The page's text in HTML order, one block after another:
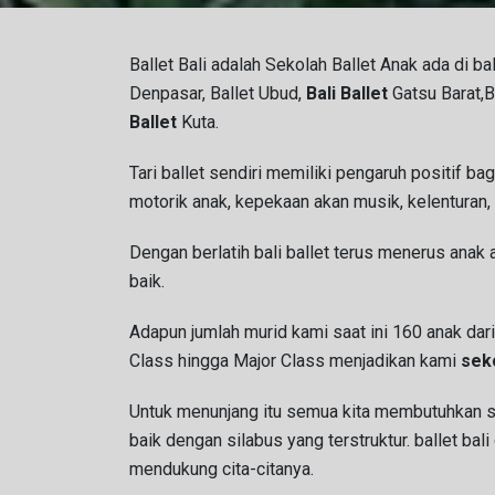
Ballet Bali adalah Sekolah Ballet Anak ada di
Denpasar, Ballet Ubud, Bali Ballet Gatsu
Ballet Kuta.
Tari ballet sendiri memiliki pengaruh positif
motorik anak, kepekaan akan musik,
Dengan berlatih bali ballet terus menerus
baik.
Adapun jumlah murid kami saat ini 160 anak
Class hingga Major Class menjadikan kami
Untuk menunjang itu semua kita
baik dengan silabus yang terstruktur. ballet
mendukung cita-citanya.